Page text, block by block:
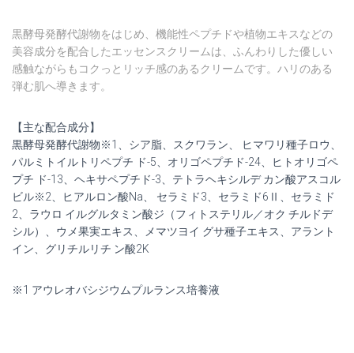
黒酵母発酵代謝物をはじめ、機能性ペプチドや植物エキスなどの
美容成分を配合したエッセンスクリームは、ふんわりした優しい
感触ながらもコクっとリッチ感のあるクリームです。ハリのある
弾む肌へ導きます。
【主な配合成分】
黒酵母発酵代謝物※1、シア脂、スクワラン、 ヒマワリ種子ロウ、
パルミトイルトリペプチ ド-5、オリゴペプチド-24、ヒトオリゴペ
プチ ド-13、ヘキサペプチド-3、テトラヘキシルデ カン酸アスコル
ビル※2、ヒアルロン酸Na、 セラミド3、セラミド6Ⅱ、セラミド
2、ラウロ イルグルタミン酸ジ（フィトステリル／オク チルドデ
シル）、ウメ果実エキス、メマツヨイ グサ種子エキス、アラント
イン、グリチルリチ ン酸2K
※1 アウレオバシジウムプルランス培養液